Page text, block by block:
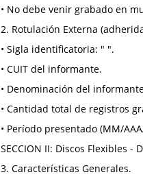
• No debe venir grabado en
2. Rotulación Externa
• Sigla identificatoria: " ".
• CUIT del informante.
• Denominación del
• Cantidad total de registros
• Período presentado (MM/
SECCION II: Discos Flexibles -
3. Características Generales.